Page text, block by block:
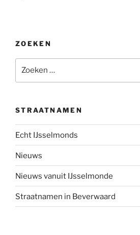
ZOEKEN
naar:
STRAATNAMEN
Echt IJsselmonds
Nieuws
Nieuws vanuit IJsselmonde
Straatnamen in Beverwaard